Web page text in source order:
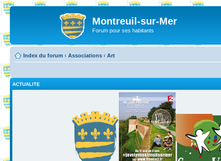
Montreuil-sur-Mer
Forum pour ses habitants
Index du forum ‹ Associations ‹ Art
ACTUALITE